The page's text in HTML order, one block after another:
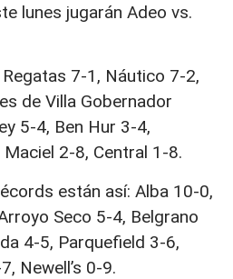
lunes jugarán Adeo vs.
7-1, Náutico 7-2,
de Villa Gobernador
5-4, Ben Hur 3-4,
2-8, Central 1-8.
están así: Alba 10-0,
Seco 5-4, Belgrano
4-5, Parquefield 3-6,
Newell’s 0-9.